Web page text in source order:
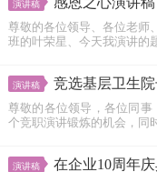
演讲稿
尊敬的各位领导、各位老师
班的叶荣星、今天我演讲的
演讲稿 竞选基层卫生
尊敬的各位领导，各位同事
个竞职演讲锻炼的机会，同
演讲稿 在企业10周年